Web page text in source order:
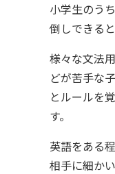
小学生のう
倒しできる
様々な文法
どが苦手な
とルールを
す。
英語をある
相手に細か